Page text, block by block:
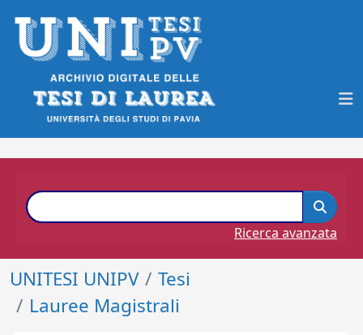
Ricerca avanzata
UNITESI UNIPV
Tesi
Lauree Magistrali